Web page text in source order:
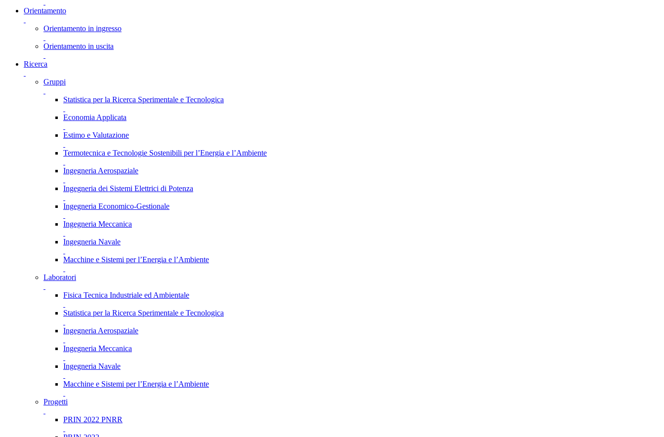
Orientamento
Orientamento in ingresso
Orientamento in uscita
Ricerca
Gruppi
Statistica per la Ricerca Sperimentale e Tecnologica
Economia Applicata
Estimo e Valutazione
Termotecnica e Tecnologie Sostenibili per l’Energia e l’Ambiente
Ingegneria Aerospaziale
Ingegneria dei Sistemi Elettrici di Potenza
Ingegneria Economico-Gestionale
Ingegneria Meccanica
Ingegneria Navale
Macchine e Sistemi per l’Energia e l’Ambiente
Laboratori
Fisica Tecnica Industriale ed Ambientale
Statistica per la Ricerca Sperimentale e Tecnologica
Ingegneria Aerospaziale
Ingegneria Meccanica
Ingegneria Navale
Macchine e Sistemi per l’Energia e l’Ambiente
Progetti
PRIN 2022 PNRR